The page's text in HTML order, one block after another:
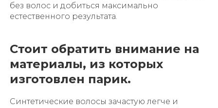
без волос и добиться максимально
естественного результата.
Стоит обратить внимание на
материалы, из которых
изготовлен парик.
Синтетические волосы зачастую легче и